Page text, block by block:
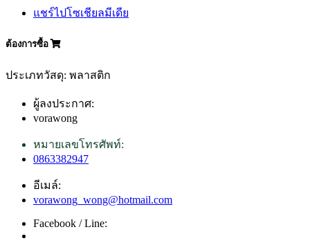
แชร์ไปโซเชียลมีเดีย
ต้องการซื้อ
ประเภทวัสดุ: พลาสติก
ผู้ลงประกาศ:
vorawong
หมายเลขโทรศัพท์:
0863382947
อีเมล์:
vorawong_wong@hotmail.com
Facebook / Line: